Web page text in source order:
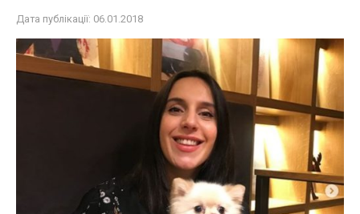
Дата публікації: 06.01.2018